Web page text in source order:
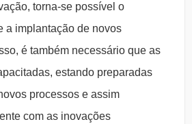
torna-se possível o
a implantação de novos
é também necessário que as
estando preparadas
processos e assim
com as inovações